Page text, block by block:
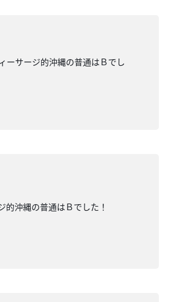
サージ的沖縄の普通はＢでし
沖縄の普通はＢでした！